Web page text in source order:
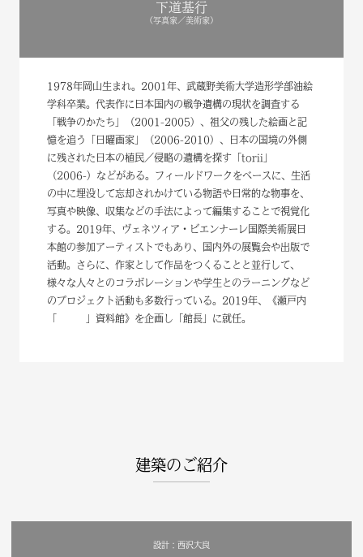
下道基行
（写真家／美術家）
1978年岡山生まれ。2001年、武蔵野美術大学造形学部油絵
学科卒業。代表作に日本国内の戦争遺構の現状を調査する
「戦争のかたち」（2001-2005）、祖父の残した絵画と記
憶を追う「日曜画家」（2006-2010）、日本の国境の外側
に残された日本の植民／侵略の遺構を探す「torii」
（2006-）などがある。フィールドワークをベースに、生活
の中に埋没して忘却されかけている物語や日常的な物事を、
写真や映像、収集などの手法によって編集することで視覚化
する。2019年、ヴェネツィア・ビエンナーレ国際美術展日
本館の参加アーティストでもあり、国内外の展覧会や出版で
活動。さらに、作家として作品をつくることと並行して、
様々な人々とのコラボレーションや学生とのラーニングなど
のプロジェクト活動も多数行っている。2019年、《瀬戸内
「 」資料館》を企画し「館長」に就任。
建築のご紹介
設計：西沢大良